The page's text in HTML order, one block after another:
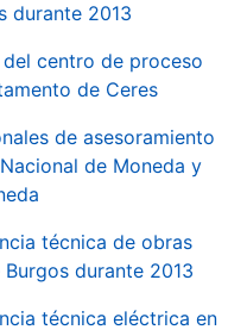
durante 2013
centro de proceso
de Ceres
de asesoramiento
de Moneda y
técnica de obras
durante 2013
técnica eléctrica en